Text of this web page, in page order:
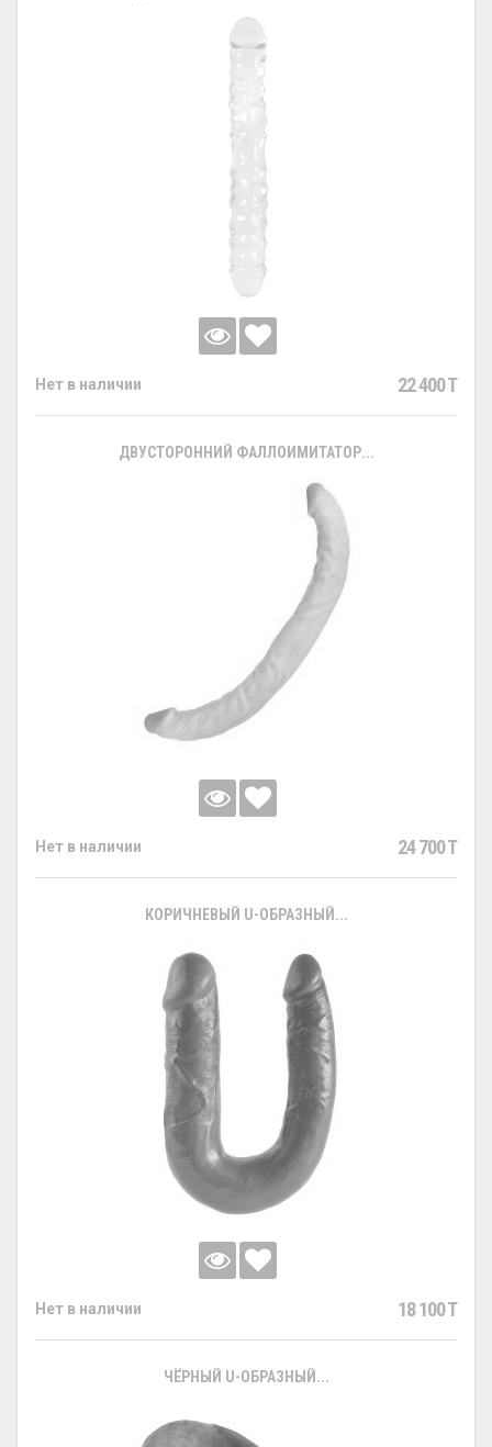
Нет в наличии 22 400 T
ДВУСТОРОННИЙ ФАЛЛОИМИТАТОР...
Нет в наличии 24 700 T
КОРИЧНЕВЫЙ U-ОБРАЗНЫЙ...
Нет в наличии 18 100 T
ЧЁРНЫЙ U-ОБРАЗНЫЙ...